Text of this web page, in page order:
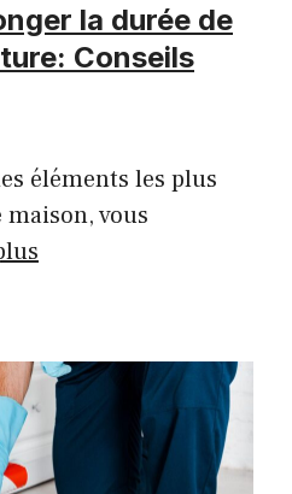
la durée de
Conseils
éléments les plus
vous